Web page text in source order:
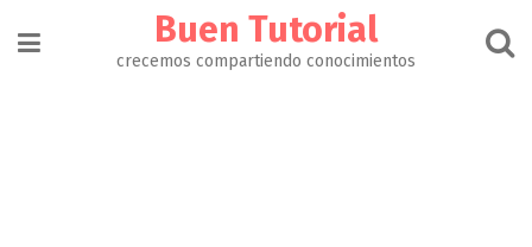
Buen Tutorial
crecemos compartiendo conocimientos